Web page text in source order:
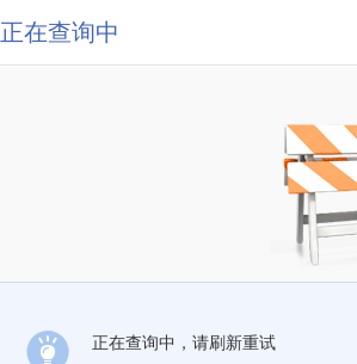
正在查询中
正在查询中，请刷新重试